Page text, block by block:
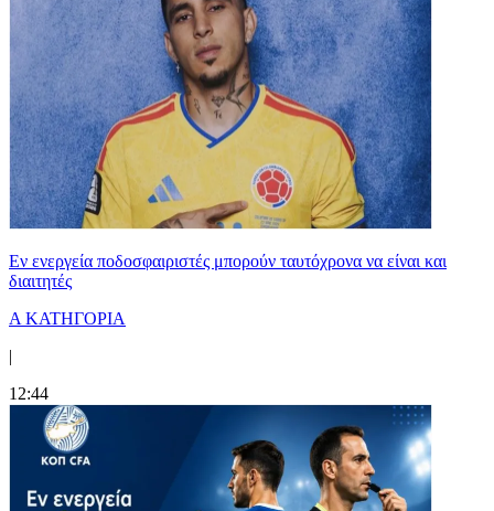
Εν ενεργεία ποδοσφαιριστές μπορούν ταυτόχρονα να είναι και
διαιτητές
Α ΚΑΤΗΓΟΡΙΑ
|
12:44